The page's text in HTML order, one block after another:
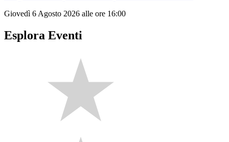
Giovedì 6 Agosto 2026 alle ore 16:00
Esplora Eventi